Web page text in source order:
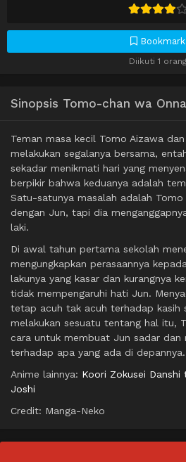
Bookmark
Diikuti 1 orang
Sinopsis Tomo-chan wa
Teman masa kecil Tomo Aizawa
melakukan segalanya bersama,
sekadar menikmati hari yang
berpikir bahwa keduanya adalah
Satu-satunya masalah adalah
dengan Jun, tapi dia
laki.
Di awal tahun pertama sekolah
mengungkapkan perasaannya
lakunya yang kasar dan kurangnya
tidak mempengaruhi hati Jun.
tetap acuh tak acuh terhadap kasih
melakukan sesuatu tentang hal itu,
cara untuk membuat Jun sadar dan
terhadap apa yang ada di depannya.
Anime lainnya: Koori Zokusei
Joshi
Credit: Manga-Neko